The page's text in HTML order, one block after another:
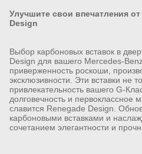
Улучшите свои впечатления
Design
Выбор карбоновых вставок в
Design для вашего Mercedes-
приверженность роскоши,
эксклюзивности. Эти вставки не
привлекательность вашего G-
долговечность и первоклассное
славится Renegade Design.
карбоновыми вставками и
сочетанием элегантности и